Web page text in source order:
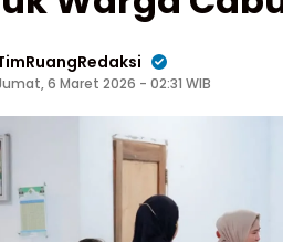
6 Maret 2026 - 02:31 WIB